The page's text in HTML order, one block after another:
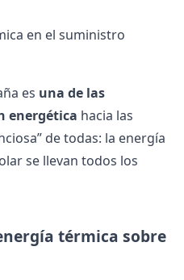
en el suministro
es una de las
energética hacia las
de todas: la energía
se llevan todos los
térmica sobre